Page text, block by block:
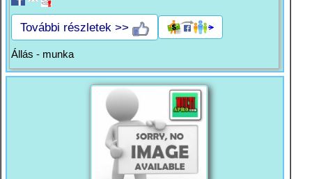
További részletek >>
Állás - munka